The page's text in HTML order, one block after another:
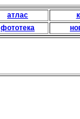
атлас
фототека